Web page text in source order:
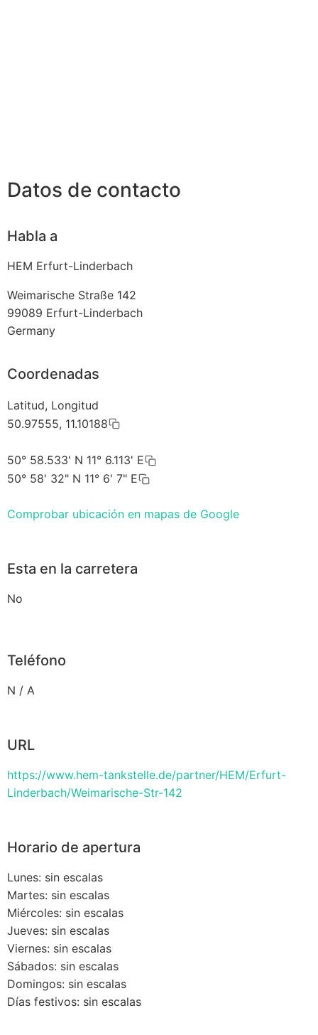
Datos de contacto
Habla a
HEM Erfurt-Linderbach
Weimarische Straße 142
99089 Erfurt-Linderbach
Germany
Coordenadas
Latitud, Longitud
50.97555, 11.10188
50° 58.533' N 11° 6.113' E
50° 58' 32" N 11° 6' 7" E
Comprobar ubicación en mapas de Google
Esta en la carretera
No
Teléfono
N / A
URL
https://www.hem-tankstelle.de/partner/HEM/Erfurt-
Linderbach/Weimarische-Str-142
Horario de apertura
Lunes: sin escalas
Martes: sin escalas
Miércoles: sin escalas
Jueves: sin escalas
Viernes: sin escalas
Sábados: sin escalas
Domingos: sin escalas
Días festivos: sin escalas